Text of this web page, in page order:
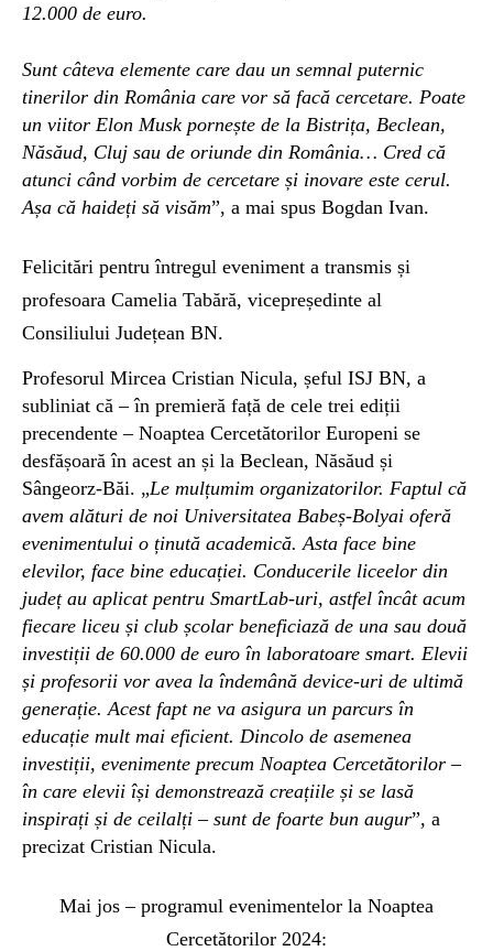
12.000 de euro.
Sunt câteva elemente care dau un semnal puternic
tinerilor din România care vor să facă cercetare. Poate
un viitor Elon Musk pornește de la Bistrița, Beclean,
Năsăud, Cluj sau de oriunde din România… Cred că
atunci când vorbim de cercetare și inovare este cerul.
Așa că haideți să visăm”, a mai spus Bogdan Ivan.
Felicitări pentru întregul eveniment a transmis și
profesoara Camelia Tabără, vicepreședinte al
Consiliului Județean BN.
Profesorul Mircea Cristian Nicula, șeful ISJ BN, a
subliniat că – în premieră față de cele trei ediții
precendente – Noaptea Cercetătorilor Europeni se
desfășoară în acest an și la Beclean, Năsăud și
Sângeorz-Băi. „Le mulțumim organizatorilor. Faptul că
avem alături de noi Universitatea Babeș-Bolyai oferă
evenimentului o ținută academică. Asta face bine
elevilor, face bine educației. Conducerile liceelor din
județ au aplicat pentru SmartLab-uri, astfel încât acum
fiecare liceu și club școlar beneficiază de una sau două
investiții de 60.000 de euro în laboratoare smart. Elevii
și profesorii vor avea la îndemână device-uri de ultimă
generație. Acest fapt ne va asigura un parcurs în
educație mult mai eficient. Dincolo de asemenea
investiții, evenimente precum Noaptea Cercetătorilor –
în care elevii își demonstrează creațiile și se lasă
inspirați și de ceilalți – sunt de foarte bun augur”, a
precizat Cristian Nicula.
Mai jos – programul evenimentelor la Noaptea
Cercetătorilor 2024: